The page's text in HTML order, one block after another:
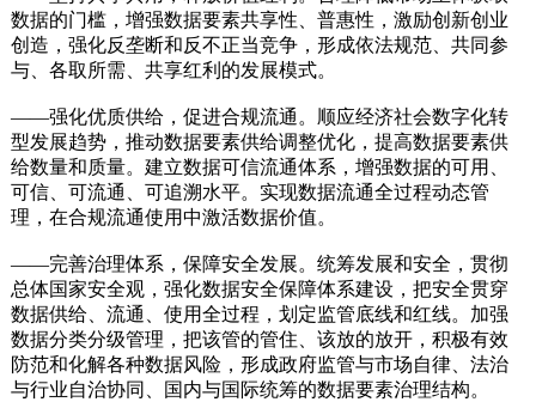
数据的门槛，增强数据要素共享性、普惠性，激励创新创业
创造，强化反垄断和反不正当竞争，形成依法规范、共同参
与、各取所需、共享红利的发展模式。
——强化优质供给，促进合规流通。顺应经济社会数字化转
型发展趋势，推动数据要素供给调整优化，提高数据要素供
给数量和质量。建立数据可信流通体系，增强数据的可用、
可信、可流通、可追溯水平。实现数据流通全过程动态管
理，在合规流通使用中激活数据价值。
——完善治理体系，保障安全发展。统筹发展和安全，贯彻
总体国家安全观，强化数据安全保障体系建设，把安全贯穿
数据供给、流通、使用全过程，划定监管底线和红线。加强
数据分类分级管理，把该管的管住、该放的放开，积极有效
防范和化解各种数据风险，形成政府监管与市场自律、法治
与行业自治协同、国内与国际统筹的数据要素治理结构。